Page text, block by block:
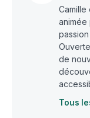
Camille
animée
de
Tous